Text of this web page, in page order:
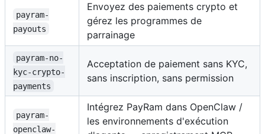
payram-
payouts
Envoyez des paiements crypto et
gérez les programmes de
parrainage
payram-no-
kyc-crypto-
payments
Acceptation de paiement sans KYC,
sans inscription, sans permission
payram-
openclaw-
Intégrez PayRam dans OpenClaw /
les environnements d'exécution